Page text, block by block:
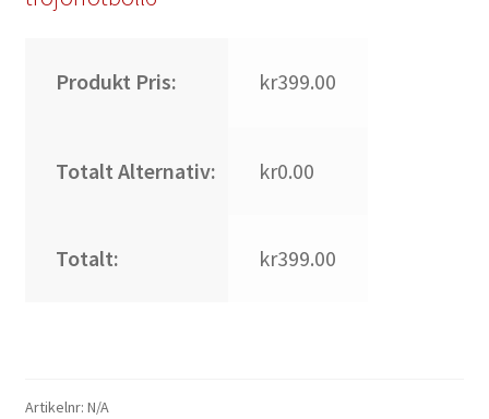
Produkt Pris: kr399.00
Totalt Alternativ: kr0.00
Totalt: kr399.00
Artikelnr: N/A